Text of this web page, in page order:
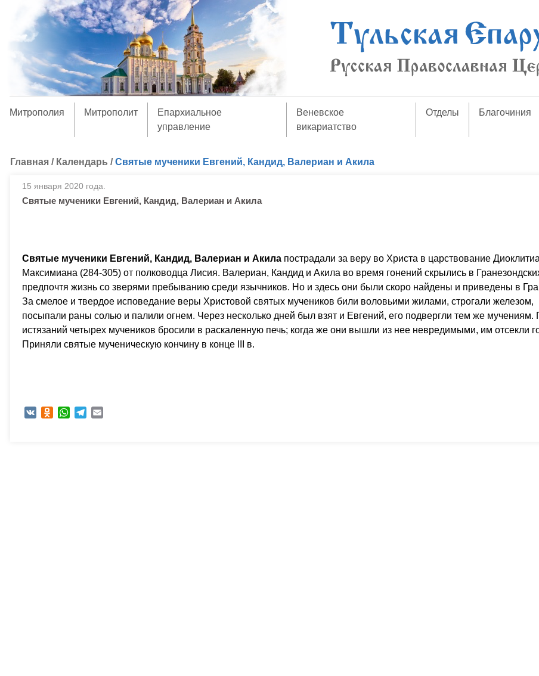
Митрополия Митрополит
Епархиальное
управление
Веневское
викариатство
Отделы Благочиния
Главная / Календарь /Святые мученики Евгений, Кандид, Валериан и Акила
15 января 2020 года.
Святые мученики Евгений, Кандид, Валериан и Акила
Святые мученики Евгений, Кандид, Валериан и Акила пострадали за веру во Христа в царствование
Максимиана (284-305) от полководца Лисия. Валериан, Кандид и Акила во время гонений скрылись в
предпочтя жизнь со зверями пребыванию среди язычников. Но и здесь они были скоро найдены и приведены в
За смелое и твердое исповедание веры Христовой святых мучеников били воловьими жилами, строгали железом,
посыпали раны солью и палили огнем. Через несколько дней был взят и Евгений, его подвергли тем же мучениям.
истязаний четырех мучеников бросили в раскаленную печь; когда же они вышли из нее невредимыми, им отсекли
Приняли святые мученическую кончину в конце III в.
VK Odnoklassniki
WhatsAppTelegram